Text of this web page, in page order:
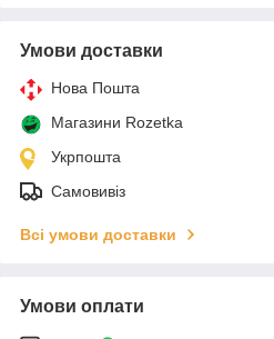
Умови доставки
Нова Пошта
Магазини Rozetka
Укрпошта
Самовивіз
Всі умови доставки
Умови оплати